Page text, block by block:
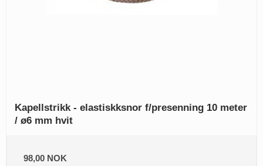
Kapellstrikk - elastiskksnor f/presenning 10 meter
/ ø6 mm hvit
98,00 NOK